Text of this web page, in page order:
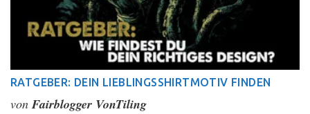
RATGEBER: DEIN LIEBLINGSSHIRTMOTIV FINDEN
von Fairblogger VonTiling